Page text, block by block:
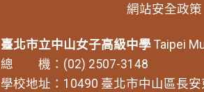
網站安全政策
臺北市立中山女子高級中學 Taipei
總 機：(02) 2507-3148
學校地址：10490 臺北市中山區長